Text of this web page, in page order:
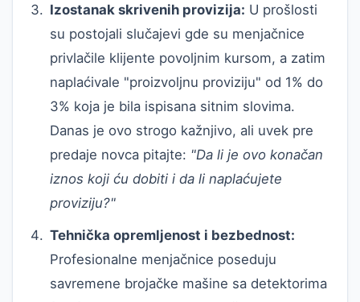
Izostanak skrivenih provizija: U prošlosti
su postojali slučajevi gde su menjačnice
privlačile klijente povoljnim kursom, a zatim
naplaćivale "proizvoljnu proviziju" od 1% do
3% koja je bila ispisana sitnim slovima.
Danas je ovo strogo kažnjivo, ali uvek pre
predaje novca pitajte: "Da li je ovo konačan
iznos koji ću dobiti i da li naplaćujete
proviziju?"
Tehnička opremljenost i bezbednost:
Profesionalne menjačnice poseduju
savremene brojačke mašine sa detektorima